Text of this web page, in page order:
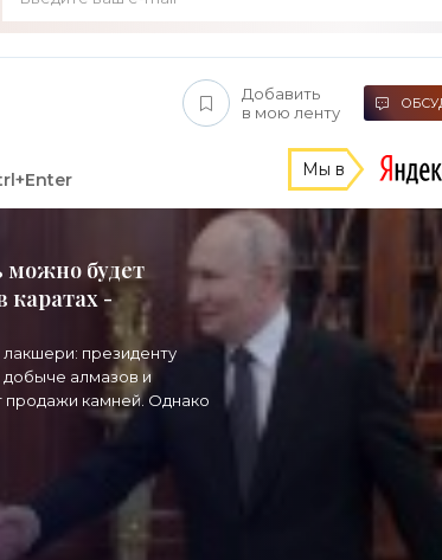
Добавить
в мою ленту
Мы в
можно будет
каратах -
президенту
добыче алмазов и
продажи камней. Однако